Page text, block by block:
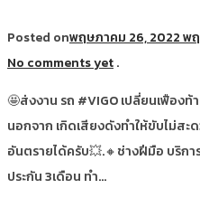
Posted onพฤษภาคม 26, 2022พ
No comments yet.
🤩ส่งงาน รถ #VIGO เปลี่ยนเฟือง
นอกจาก เกิดเสียงดังทำให้ขับไม่สะ
อันตรายได้ครับ💥.🔸ช่างฝีมือ บริกา
ประกัน 3เดือน ทำ…